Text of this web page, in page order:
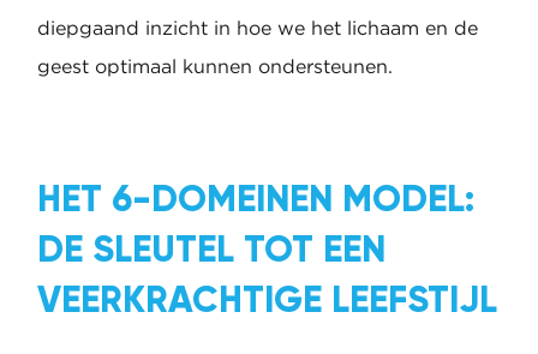
diepgaand inzicht in hoe we het lichaam en de
geest optimaal kunnen ondersteunen.
HET 6-DOMEINEN MODEL:
DE SLEUTEL TOT EEN
VEERKRACHTIGE LEEFSTIJL